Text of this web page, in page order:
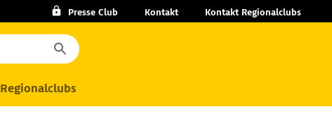
Presse Club Kontakt Kontakt Regionalclubs
Regionalclubs